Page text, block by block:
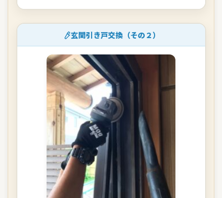
玄関引き戸交換（その２）